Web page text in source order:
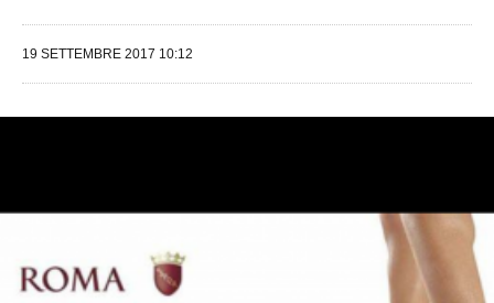
19 SETTEMBRE 2017 10:12